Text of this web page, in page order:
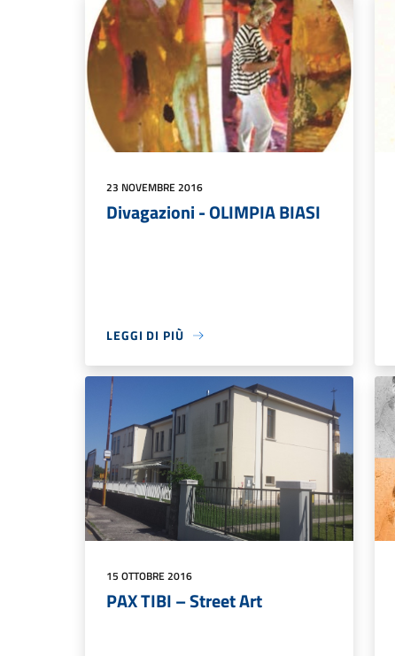
23 NOVEMBRE 2016
Divagazioni - OLIMPIA BIASI
LEGGI DI PIÙ
15 OTTOBRE 2016
PAX TIBI – Street Art